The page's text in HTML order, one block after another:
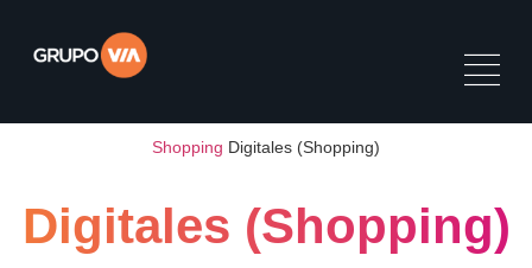
Shopping Digitales (Shopping)
Digitales (Shopping)